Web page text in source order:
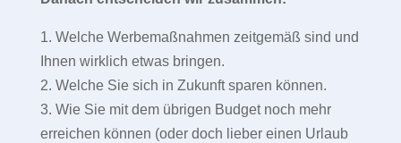
1. Welche Werbemaßnahmen zeitgemäß sind und
Ihnen wirklich etwas bringen.
2. Welche Sie sich in Zukunft sparen können.
3. Wie Sie mit dem übrigen Budget noch mehr
erreichen können (oder doch lieber einen Urlaub